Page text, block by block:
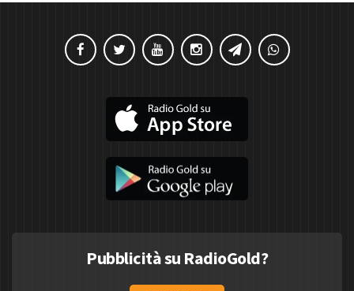
Pubblicità su RadioGold?